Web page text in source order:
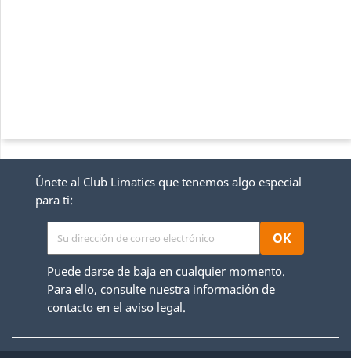
Únete al Club Limatics que tenemos algo especial
para ti:
Puede darse de baja en cualquier momento.
Para ello, consulte nuestra información de
contacto en el aviso legal.